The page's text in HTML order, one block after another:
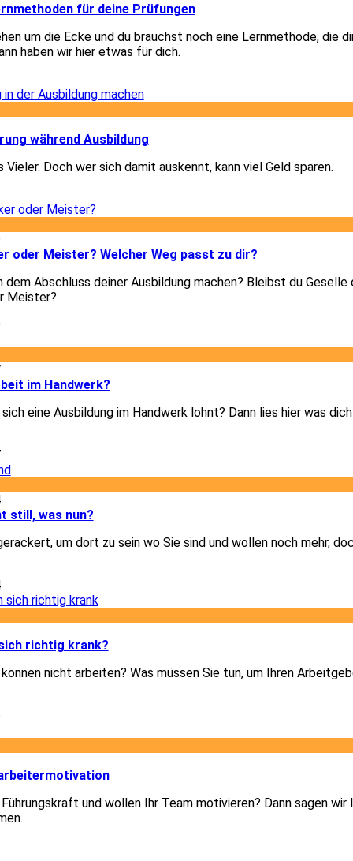
für deine Prüfungen
um die Ecke und du brauchst noch eine Lernmethode, die
haben wir hier etwas für dich.
während Ausbildung
Vieler. Doch wer sich damit auskennt, kann viel Geld sparen.
oder Meister? Welcher Weg passt zu dir?
dem Abschluss deiner Ausbildung machen? Bleibst du Geselle
Meister?
im Handwerk?
eine Ausbildung im Handwerk lohnt? Dann lies hier was
still, was nun?
um dort zu sein wo Sie sind und wollen noch mehr,
richtig krank?
nicht arbeiten? Was müssen Sie tun, um Ihren
und wollen Ihr Team motivieren? Dann sagen wir